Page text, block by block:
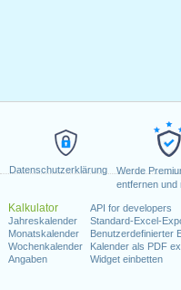
Datenschutzerklärung
Werde
entfernen und
Kalkulator
Jahreskalender
Monatskalender
Wochenkalender
Angaben
API for developers
Standard-Excel-
Benutzerdefinierter
Kalender als PDF
Widget einbetten